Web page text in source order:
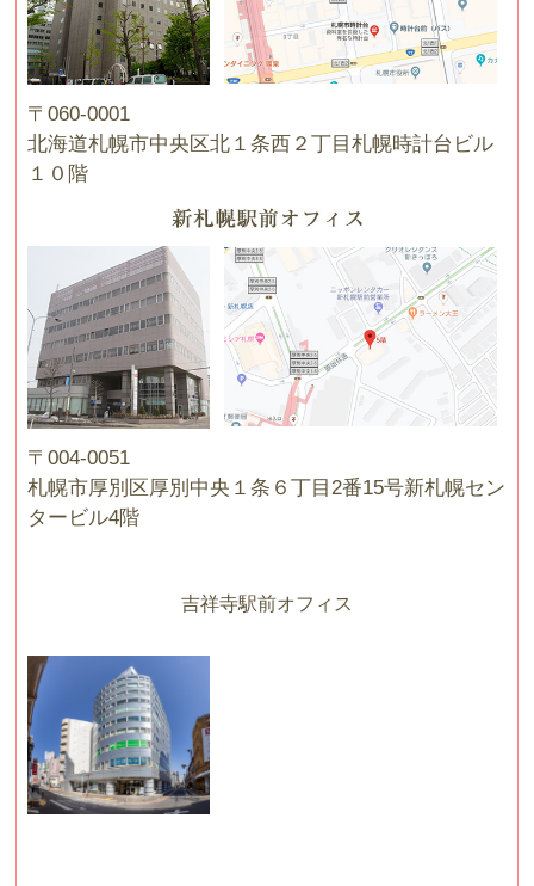
〒060-0001
北海道札幌市中央区北１条西２丁目札幌時計台ビル
１０階
〒004-0051
札幌市厚別区厚別中央１条６丁目2番15号新札幌セン
タービル4階
吉祥寺駅前オフィス